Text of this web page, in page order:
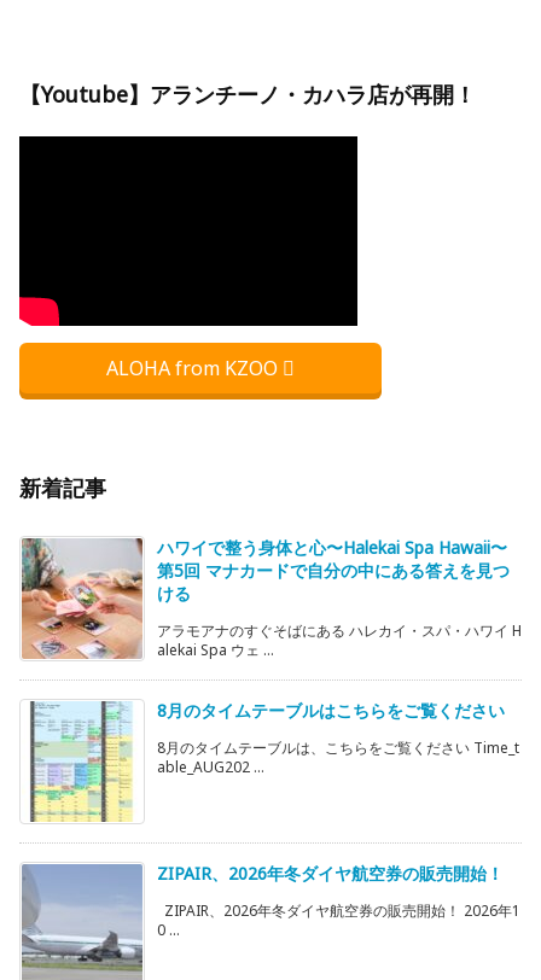
【Youtube】アランチーノ・カハラ店が再開！
ALOHA from KZOO
新着記事
ハワイで整う身体と心〜Halekai Spa Hawaii〜
第5回 マナカードで自分の中にある答えを見つ
ける
アラモアナのすぐそばにある ハレカイ・スパ・ハワイ H
alekai Spa ウェ ...
8月のタイムテーブルはこちらをご覧ください
8月のタイムテーブルは、こちらをご覧ください Time_t
able_AUG202 ...
ZIPAIR、2026年冬ダイヤ航空券の販売開始！
ZIPAIR、2026年冬ダイヤ航空券の販売開始！ 2026年1
0 ...